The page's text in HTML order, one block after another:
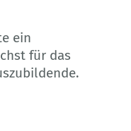
ein
für das